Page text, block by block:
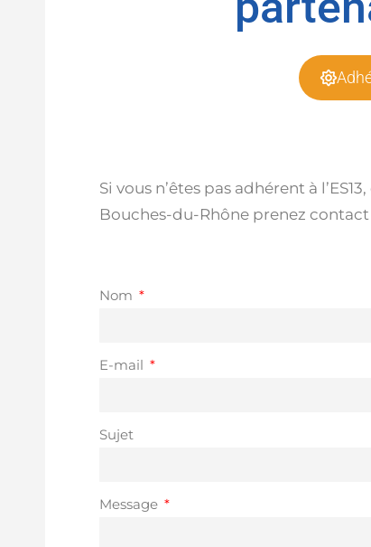
Si vous n’êtes pas adhérent à
Bouches-du-Rhône prenez contact
Nom
E-mail
Sujet
Message